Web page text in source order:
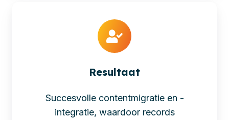
Resultaat
Succesvolle contentmigratie en -
integratie, waardoor records